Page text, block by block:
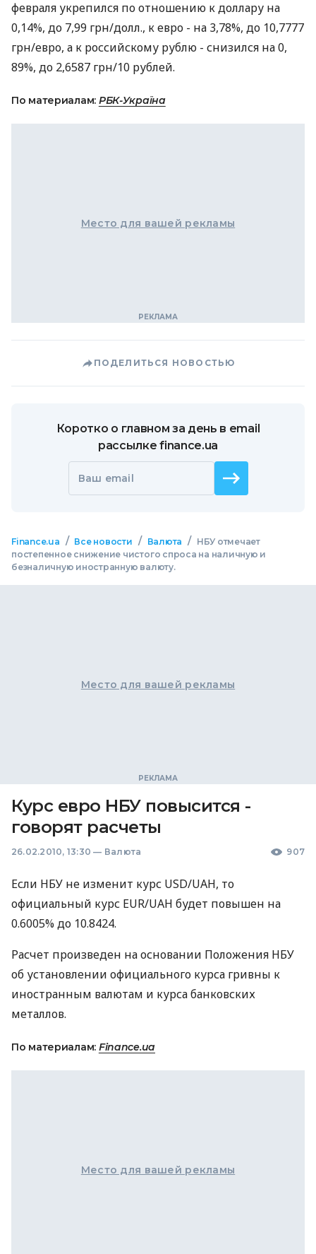
февраля укрепился по отношению к доллару на
0,14%, до 7,99 грн/долл., к евро - на 3,78%, до 10,7777
грн/евро, а к российскому рублю - снизился на 0,
89%, до 2,6587 грн/10 рублей.
По материалам: РБК-Україна
Место для вашей рекламы
ПОДЕЛИТЬСЯ НОВОСТЬЮ
Коротко о главном за день в email
рассылке finance.ua
Ваш email
Finance.ua / Все новости / Валюта /
НБУ отмечает
постепенное снижение чистого спроса на наличную и
безналичную иностранную валюту.
Место для вашей рекламы
Курс евро НБУ повысится -
говорят расчеты
26.02.2010, 13:30 — Валюта 907
Если НБУ не изменит курс USD/UAH, то
официальный курс EUR/UAH будет повышен на
0.6005% до 10.8424.
Расчет произведен на основании Положения НБУ
об установлении официального курса гривны к
иностранным валютам и курса банковских
металлов.
По материалам: Finance.ua
Место для вашей рекламы